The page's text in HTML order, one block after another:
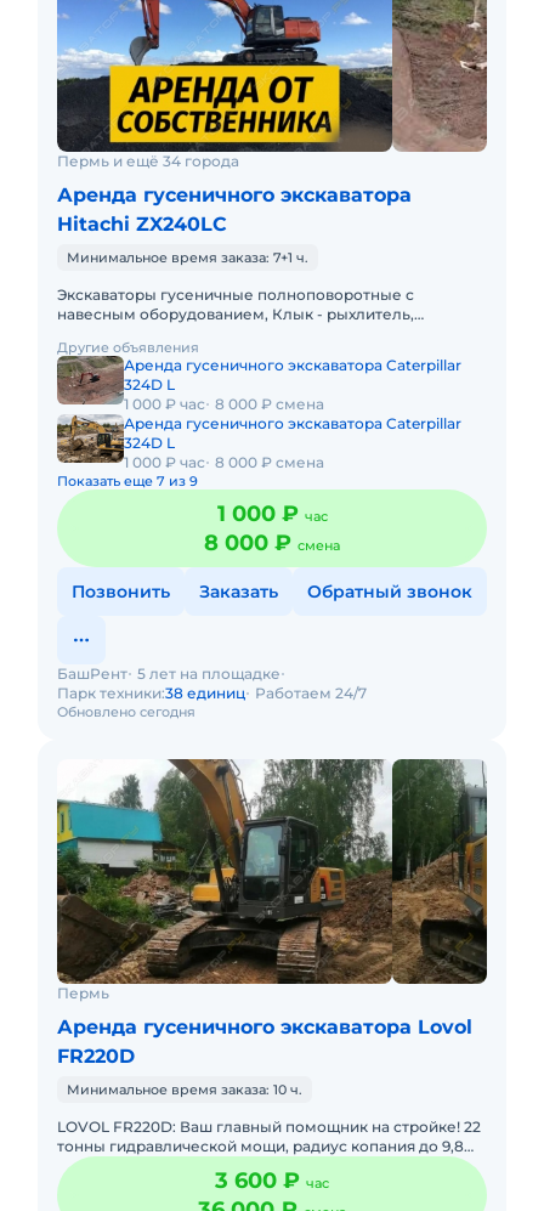
Пермь и ещё 34 города
Аренда гусеничного экскаватора
Hitachi ZX240LC
Минимальное время заказа: 7+1 ч.
Экскаваторы гусеничные полноповоротные с
навесным оборудованием, Клык - рыхлитель,
компании имеются экскаваторы
Другие объявления
Аренда гусеничного экскаватора Caterpillar
324D L
1 000 ₽ час
8 000 ₽ смена
Аренда гусеничного экскаватора Caterpillar
324D L
1 000 ₽ час
8 000 ₽ смена
Показать еще 7 из 9
1 000 ₽ час
8 000 ₽ смена
Позвонить Заказать Обратный звонок
Обновлено сегодня
БашРент 5 лет на площадке
Парк техники:38 единиц Работаем 24/7
Пермь
Аренда гусеничного экскаватора Lovol
FR220D
Минимальное время заказа: 10 ч.
LOVOL FR220D: Ваш главный помощник на стройке! 22
тонны гидравлической мощи, радиус копания до 9,8
метра. Дополнительно: самосвалы и котлован "под
ключ".Когда
3 600 ₽ час